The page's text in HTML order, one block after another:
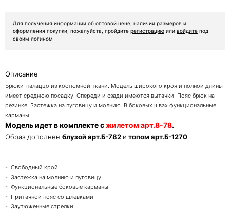
Для получения информации об оптовой цене, наличии размеров и
оформления покупки, пожалуйста, пройдите регистрацию или войдите под
своим логином
Описание
Брюки-палаццо из костюмной ткани. Модель широкого кроя и полной длины
имеет среднюю посадку. Спереди и сзади имеются вытачки. Пояс брюк на
резинке. Застежка на пуговицу и молнию. В боковых швах функциональные
карманы.
Модель идет в комплекте сжилетом арт.8-78.
Образ дополнен блузой арт.Б-782 и топом арт.Б-1270.
- Свободный крой
- Застежка на молнию и пуговицу
- Функциональные боковые карманы
- Притачной пояс со шлевками
- Заутюженные стрелки